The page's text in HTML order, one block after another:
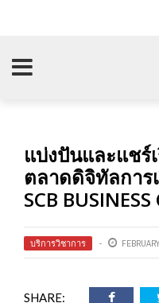
แบ่งปันและแชร์
ตลาดดิจิทัลการ
SCB BUSINESS
บริการวิชาการ
SHARE: